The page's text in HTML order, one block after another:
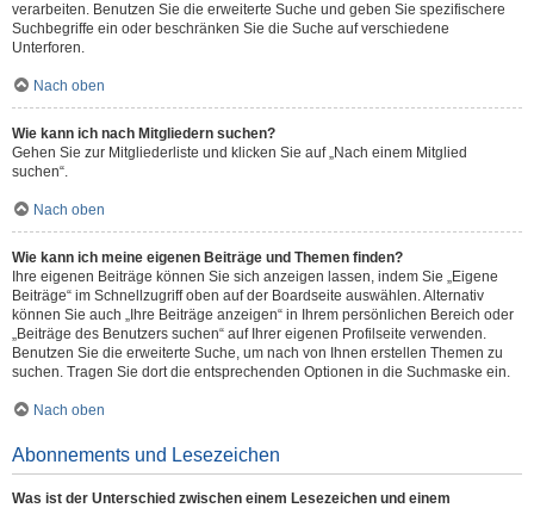
verarbeiten. Benutzen Sie die erweiterte Suche und geben Sie spezifischere
Suchbegriffe ein oder beschränken Sie die Suche auf verschiedene
Unterforen.
Nach oben
Wie kann ich nach Mitgliedern suchen?
Gehen Sie zur Mitgliederliste und klicken Sie auf „Nach einem Mitglied
suchen“.
Nach oben
Wie kann ich meine eigenen Beiträge und Themen finden?
Ihre eigenen Beiträge können Sie sich anzeigen lassen, indem Sie „Eigene
Beiträge“ im Schnellzugriff oben auf der Boardseite auswählen. Alternativ
können Sie auch „Ihre Beiträge anzeigen“ in Ihrem persönlichen Bereich oder
„Beiträge des Benutzers suchen“ auf Ihrer eigenen Profilseite verwenden.
Benutzen Sie die erweiterte Suche, um nach von Ihnen erstellen Themen zu
suchen. Tragen Sie dort die entsprechenden Optionen in die Suchmaske ein.
Nach oben
Abonnements und Lesezeichen
Was ist der Unterschied zwischen einem Lesezeichen und einem